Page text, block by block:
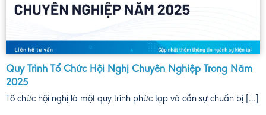
Quy Trình Tổ Chức Hội Nghị Chuyên Nghiệp Trong Năm
2025
Tổ chức hội nghị là một quy trình phức tạp và cần sự chuẩn bị [...]